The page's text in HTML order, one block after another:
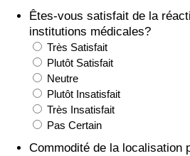
Êtes-vous satisfait de la
institutions médicales?
Très Satisfait
Plutôt Satisfait
Neutre
Plutôt Insatisfait
Très Insatisfait
Pas Certain
Commodité de la localisation